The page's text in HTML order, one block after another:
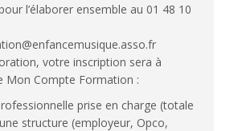
l’élaborer ensemble au 01 48 10
votre inscription sera à
Mon Compte Formation :
prise en charge (totale
structure (employeur, Opco,